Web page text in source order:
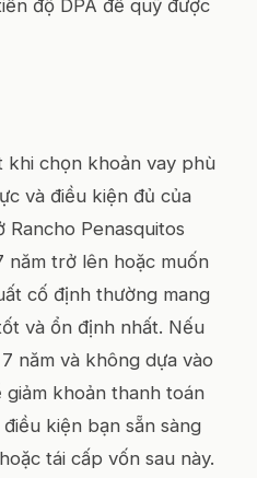
độ DPA để quỹ được
khi chọn khoản vay phù
và điều kiện đủ của
Penasquitos
năm trở lên hoặc muốn
cố định thường mang
và ổn định nhất. Nếu
năm và không dựa vào
giảm khoản thanh toán
kiện bạn sẵn sàng
tái cấp vốn sau này.